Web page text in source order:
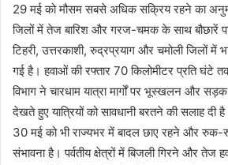
29 मई को मौसम सबसे अधिक सक्रिय रहने का
जिलों में तेज बारिश और गरज-चमक के साथ बौछारें
टिहरी, उत्तरकाशी, रुद्रप्रयाग और चमोली जिलों में
गई है। हवाओं की रफ्तार 70 किलोमीटर प्रति घंटे
विभाग ने चारधाम यात्रा मार्गों पर भूस्खलन और
देखते हुए यात्रियों को सावधानी बरतने की सलाह दी
30 मई को भी राज्यभर में बादल छाए रहने और रुक-
संभावना है। पर्वतीय क्षेत्रों में बिजली गिरने और तेज